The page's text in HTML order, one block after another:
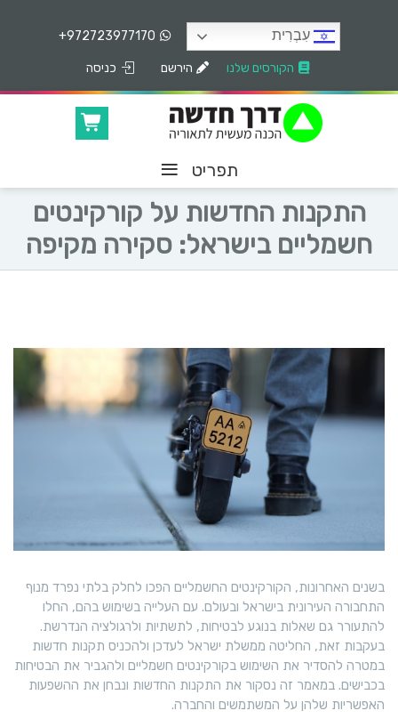
+972723977170 עִבְרִית
הקורסים שלנו הירשם כניסה
תפריט ≡
התקנות החדשות על קורקינטים
חשמליים בישראל: סקירה מקיפה
בשנים האחרונות, הקורקינטים החשמליים הפכו לחלק בלתי נפרד מנוף
התחבורה העירונית בישראל ובעולם. עם העלייה בשימוש בהם, החלו
להתעורר גם שאלות בנוגע לבטיחות, לתשתיות ולרגולציה הנדרשת.
בעקבות זאת, החליטה ממשלת ישראל לעדכן ולהכניס תקנות חדשות
במטרה להסדיר את השימוש בקורקינטים חשמליים ולהגביר את הבטיחות
בכבישים. במאמר זה נסקור את התקנות החדשות ונבחן את ההשפעות
האפשריות שלהן על המשתמשים והחברה.